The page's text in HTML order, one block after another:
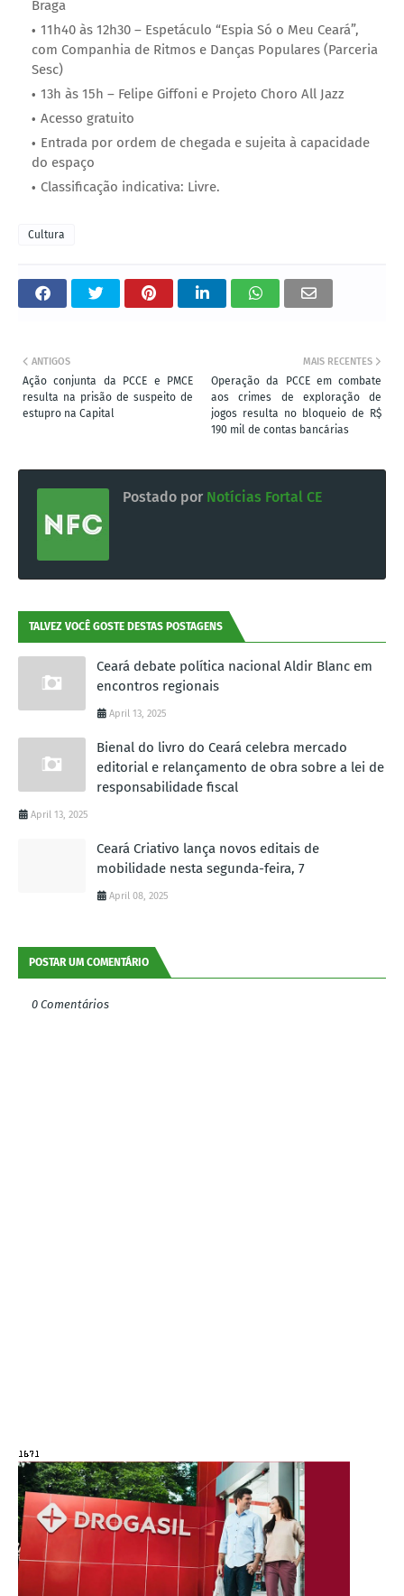
Braga
11h40 às 12h30 – Espetáculo “Espia Só o Meu Ceará”,
com Companhia de Ritmos e Danças Populares (Parceria
Sesc)
13h às 15h – Felipe Giffoni e Projeto Choro All Jazz
Acesso gratuito
Entrada por ordem de chegada e sujeita à capacidade
do espaço
Classificação indicativa: Livre.
Cultura
MAIS RECENTES
Operação da PCCE em combate
aos crimes de exploração de
jogos resulta no bloqueio de R$
190 mil de contas bancárias
ANTIGOS
Ação conjunta da PCCE e PMCE
resulta na prisão de suspeito de
estupro na Capital
Postado por Notícias Fortal CE
TALVEZ VOCÊ GOSTE DESTAS POSTAGENS
Ceará debate política nacional Aldir Blanc em
encontros regionais
April 13, 2025
Bienal do livro do Ceará celebra mercado
editorial e relançamento de obra sobre a lei de
responsabilidade fiscal
April 13, 2025
Ceará Criativo lança novos editais de
mobilidade nesta segunda-feira, 7
April 08, 2025
POSTAR UM COMENTÁRIO
0 Comentários